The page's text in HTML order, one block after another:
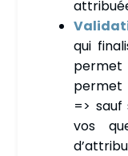
qui
permet
=>
vos